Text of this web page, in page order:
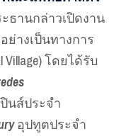
ธานกล่าวเปิดงาน
อย่างเป็นทางการ
Village) โดยได้รับ
นส์ประจำ
อุปทูตประจำ